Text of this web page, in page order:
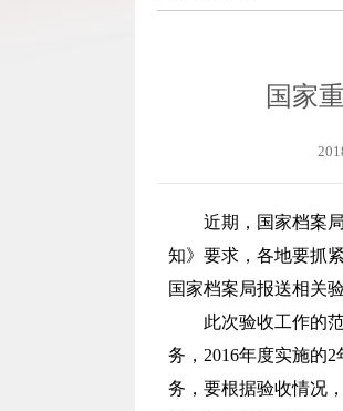
国家
近期，国家档案
知》要求，各地要抓
国家档案局报送相关
此次验收工作的
务， 2016年度实施的2
务，要根据验收情况